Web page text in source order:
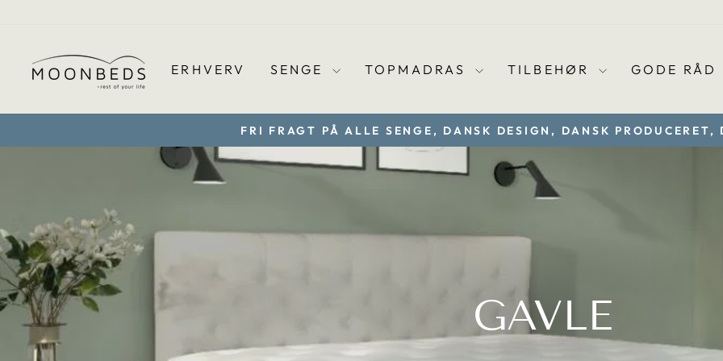
ERHVERV SENGE TOPMADRAS TILBEHØR GODE RÅD
Sæt
diasshow
på
FRI FRAGT PÅ ALLE SENGE, DANSK DESIGN, DANSK PRODUCERET,
GAVLE